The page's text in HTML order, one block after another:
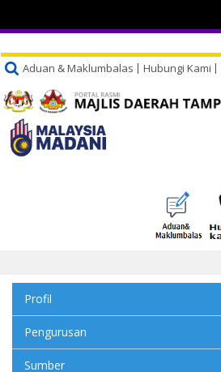
Aduan & Maklumbalas Hubungi Kami
Profil
Pengurusan
Sumber